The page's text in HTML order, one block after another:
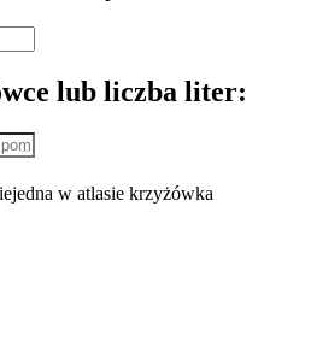
lub liczba liter:
w atlasie krzyżówka